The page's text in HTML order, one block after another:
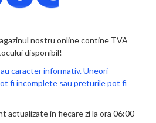
nostru online contine TVA
disponibil!
caracter informativ. Uneori
fi incomplete sau preturile pot fi
actualizate in fiecare zi la ora 06:00